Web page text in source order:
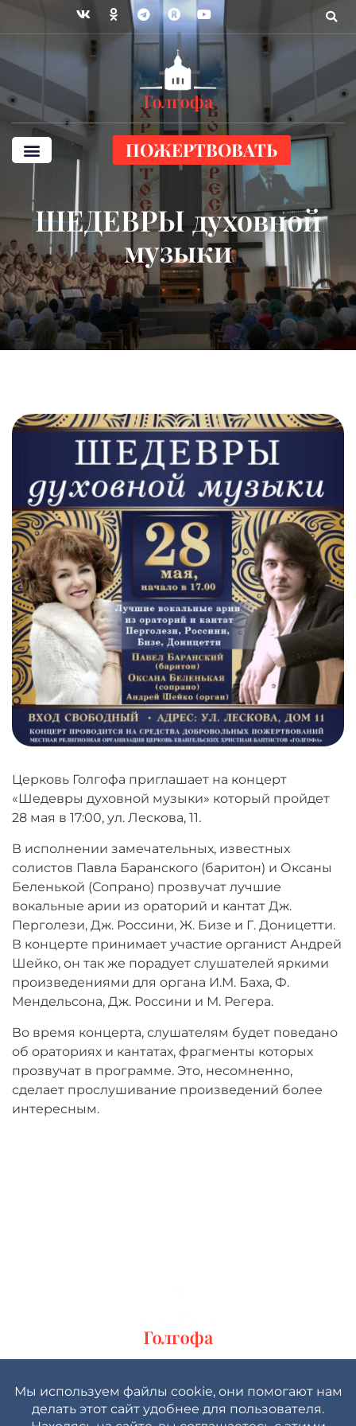
ПОЖЕРТВОВАТЬ
ШЕДЕВРЫ духовной
музыки
Церковь Голгофа приглашает на концерт
«Шедевры духовной музыки» который пройдет
28 мая в 17:00, ул. Лескова, 11.
В исполнении замечательных, известных
солистов Павла Баранского (баритон) и Оксаны
Беленькой (Сопрано) прозвучат лучшие
вокальные арии из ораторий и кантат Дж.
Перголези, Дж. Россини, Ж. Бизе и Г. Доницетти.
В концерте принимает участие органист Андрей
Шейко, он так же порадует слушателей яркими
произведениями для органа И.М. Баха, Ф.
Мендельсона, Дж. Россини и М. Регера.
Во время концерта, слушателям будет поведано
об ораториях и кантатах, фрагменты которых
прозвучат в программе. Это, несомненно,
сделает прослушивание произведений более
интересным.
Политика конфиденциальностиПользовательское соглашение